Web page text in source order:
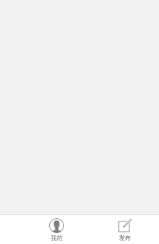
我的 发布